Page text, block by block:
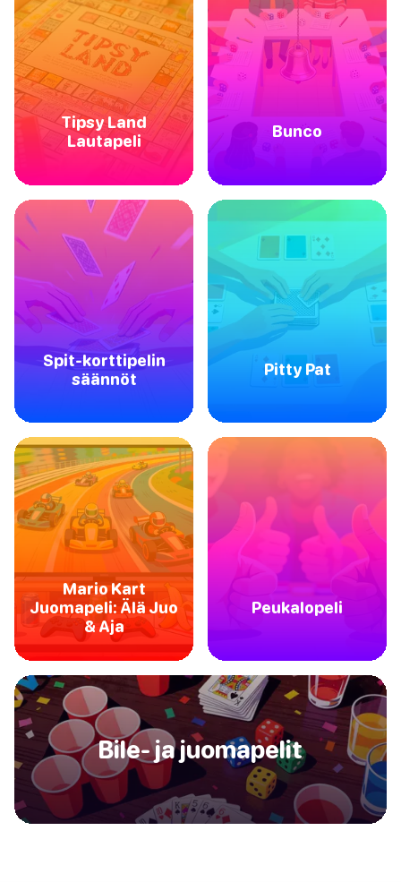
Tipsy Land
Lautapeli
Bunco
Spit-korttipelin
säännöt
Pitty Pat
Mario Kart
Juomapeli: Älä Juo
& Aja
Peukalopeli
Bile- ja juomapelit